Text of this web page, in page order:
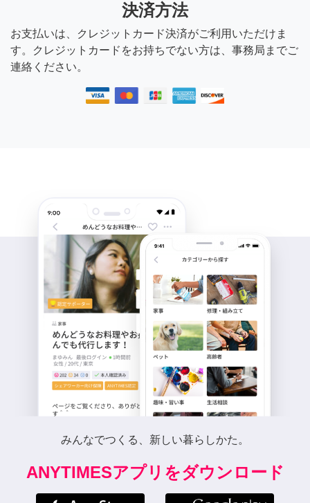
決済方法
お支払いは、クレジットカード決済がご利用いただけま
す。クレジットカードをお持ちでない方は、事務局までご
連絡ください。
みんなでつくる、新しい暮らしかた。
ANYTIMESアプリをダウンロード